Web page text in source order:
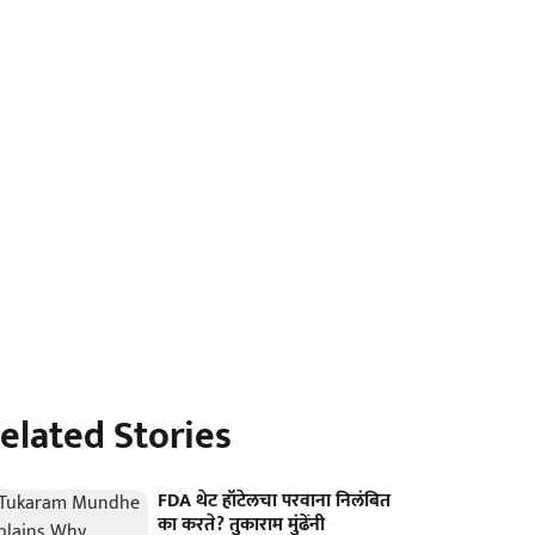
Stories
FDA थेट हॉटेलचा परवाना निलंबित
का करते? तुकाराम मुंढेंनी